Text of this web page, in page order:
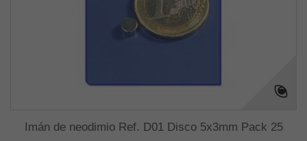
Imán de neodimio Ref. D01 Disco 5x3mm Pack 25